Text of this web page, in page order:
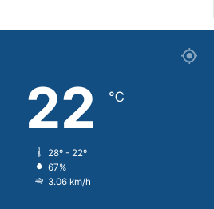
22 ℃
28º - 22º
67%
3.06 km/h